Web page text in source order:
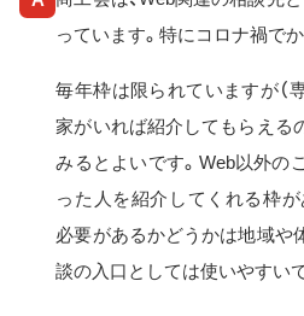
っています。特にコロナ禍で
毎年枠は限られていますが（
家がいれば紹介してもらえる
みるとよいです。Web以外の
った人を紹介してくれる枠
必要があるかどうかは地域や
談の入口としては使いやすいで